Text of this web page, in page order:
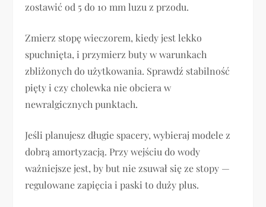
zostawić od 5 do 10 mm luzu z przodu.
Zmierz stopę wieczorem, kiedy jest lekko
spuchnięta, i przymierz buty w warunkach
zbliżonych do użytkowania. Sprawdź stabilność
pięty i czy cholewka nie obciera w
newralgicznych punktach.
Jeśli planujesz długie spacery, wybieraj modele z
dobrą amortyzacją. Przy wejściu do wody
ważniejsze jest, by but nie zsuwał się ze stopy —
regulowane zapięcia i paski to duży plus.